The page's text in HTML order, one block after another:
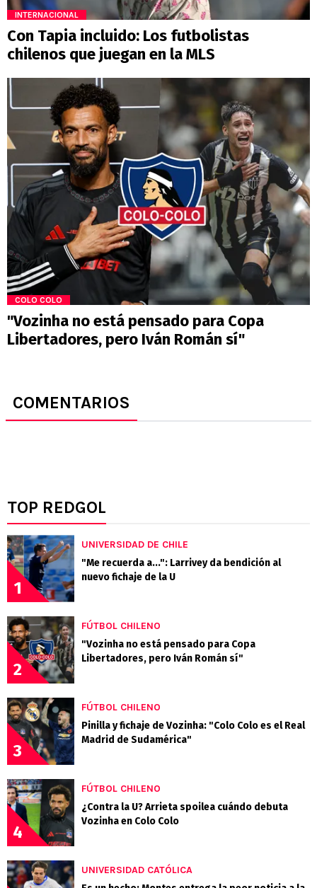
INTERNACIONAL
Con Tapia incluido: Los futbolistas
chilenos que juegan en la MLS
COLO COLO
"Vozinha no está pensado para Copa
Libertadores, pero Iván Román sí"
COMENTARIOS
TOP REDGOL
1
UNIVERSIDAD DE CHILE
"Me recuerda a...": Larrivey da bendición al
nuevo fichaje de la U
2
FÚTBOL CHILENO
"Vozinha no está pensado para Copa
Libertadores, pero Iván Román sí"
3
FÚTBOL CHILENO
Pinilla y fichaje de Vozinha: "Colo Colo es el Real
Madrid de Sudamérica"
4
FÚTBOL CHILENO
¿Contra la U? Arrieta spoilea cuándo debuta
Vozinha en Colo Colo
UNIVERSIDAD CATÓLICA